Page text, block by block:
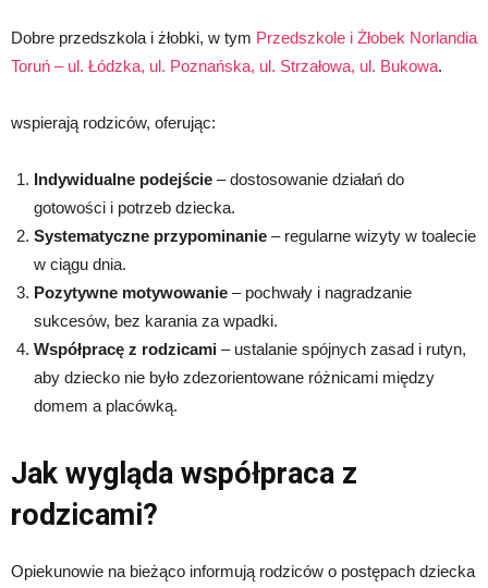
Dobre przedszkola i żłobki, w tym Przedszkole i Żłobek Norlandia
Toruń – ul. Łódzka, ul. Poznańska, ul. Strzałowa, ul. Bukowa.
wspierają rodziców, oferując:
Indywidualne podejście – dostosowanie działań do
gotowości i potrzeb dziecka.
Systematyczne przypominanie – regularne wizyty w toalecie
w ciągu dnia.
Pozytywne motywowanie – pochwały i nagradzanie
sukcesów, bez karania za wpadki.
Współpracę z rodzicami – ustalanie spójnych zasad i rutyn,
aby dziecko nie było zdezorientowane różnicami między
domem a placówką.
Jak wygląda współpraca z
rodzicami?
Opiekunowie na bieżąco informują rodziców o postępach dziecka